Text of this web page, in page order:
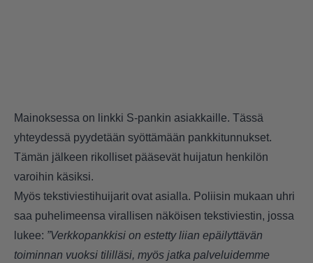
Mainoksessa on linkki S-pankin asiakkaille. Tässä
yhteydessä pyydetään syöttämään pankkitunnukset.
Tämän jälkeen rikolliset pääsevät huijatun henkilön
varoihin käsiksi.
Myös tekstiviestihuijarit ovat asialla. Poliisin mukaan uhri
saa puhelimeensa virallisen näköisen tekstiviestin, jossa
lukee: ”Verkkopankkisi on estetty liian epäilyttävän
toiminnan vuoksi tililläsi, myös jatka palveluidemme